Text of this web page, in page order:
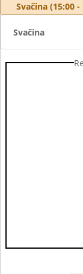
Svačina (15:00 -
Svačina